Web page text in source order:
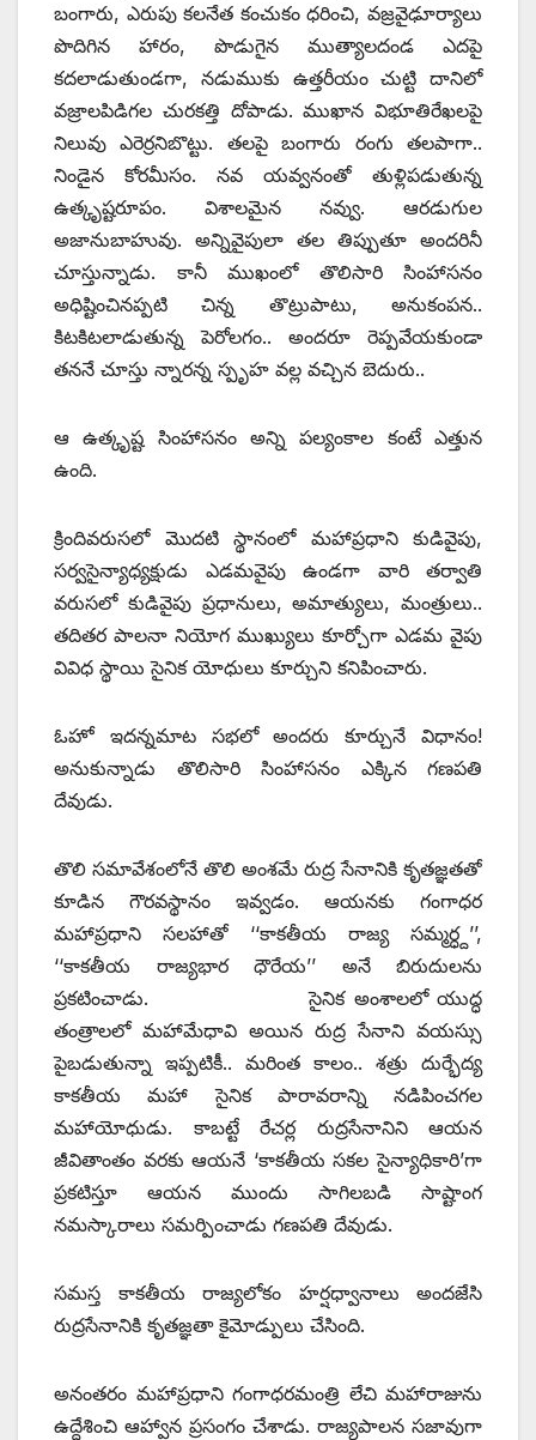
బంగారు, ఎరుపు కలనేత కంచుకం ధరించి, వజ్రవైఢూర్యాలు
పొదిగిన హారం, పొడుగైన ముత్యాలదండ ఎదపై
కదలాడుతుండగా, నడుముకు ఉత్తరీయం చుట్టి దానిలో
వజ్రాలపిడిగల చురకత్తి దోపాడు. ముఖాన విభూతిరేఖలపై
నిలువు ఎరెర్రనిబొట్టు. తలపై బంగారు రంగు తలపాగా..
నిండైన కోరమీసం. నవ యవ్వనంతో తుళ్లిపడుతున్న
ఉత్కృష్టరూపం. విశాలమైన నవ్వు. ఆరడుగుల
అజానుబాహువు. అన్నివైపులా తల తిప్పుతూ అందరినీ
చూస్తున్నాడు. కానీ ముఖంలో తొలిసారి సింహాసనం
అధిష్టించినప్పటి చిన్న తొట్రుపాటు, అనుకంపన..
కిటకిటలాడుతున్న పెరోలగం.. అందరూ రెప్పవేయకుండా
తననే చూస్తు న్నారన్న స్పృహ వల్ల వచ్చిన బెదురు..
ఆ ఉత్కృష్ట సింహాసనం అన్ని పల్యంకాల కంటే ఎత్తున
ఉంది.
క్రిందివరుసలో మొదటి స్థానంలో మహాప్రధాని కుడివైపు,
సర్వసైన్యాధ్యక్షుడు ఎడమవైపు ఉండగా వారి తర్వాతి
వరుసలో కుడివైపు ప్రధానులు, అమాత్యులు, మంత్రులు..
తదితర పాలనా నియోగ ముఖ్యులు కూర్చోగా ఎడమ వైపు
వివిధ స్థాయి సైనిక యోధులు కూర్చుని కనిపించారు.
ఓహో ఇదన్నమాట సభలో అందరు కూర్చునే విధానం!
అనుకున్నాడు తొలిసారి సింహాసనం ఎక్కిన గణపతి
దేవుడు.
తొలి సమావేశంలోనే తొలి అంశమే రుద్ర సేనానికి కృతజ్ఞతతో
కూడిన గౌరవస్థానం ఇవ్వడం. ఆయనకు గంగాధర
మహాప్రధాని సలహాతో ‘‘కాకతీయ రాజ్య సమ్మర్ధ్ద’’,
‘‘కాకతీయ రాజ్యభార ధౌరేయ’’ అనే బిరుదులను
ప్రకటించాడు. సైనిక అంశాలలో యుద్ధ
తంత్రాలలో మహామేధావి అయిన రుద్ర సేనాని వయస్సు
పైబడుతున్నా ఇప్పటికీ.. మరింత కాలం.. శత్రు దుర్భేద్య
కాకతీయ మహా సైనిక పారావరాన్ని నడిపించగల
మహాయోధుడు. కాబట్టే రేచర్ల రుద్రసేనానిని ఆయన
జీవితాంతం వరకు ఆయనే ‘కాకతీయ సకల సైన్యాధికారి’గా
ప్రకటిస్తూ ఆయన ముందు సాగిలబడి సాష్టాంగ
నమస్కారాలు సమర్పించాడు గణపతి దేవుడు.
సమస్త కాకతీయ రాజ్యలోకం హర్షధ్వానాలు అందజేసి
రుద్రసేనానికి కృతజ్ఞతా కైమోడ్పులు చేసింది.
అనంతరం మహాప్రధాని గంగాధరమంత్రి లేచి మహారాజును
ఉద్దేశించి ఆహ్వాన ప్రసంగం చేశాడు. రాజ్యపాలన సజావుగా